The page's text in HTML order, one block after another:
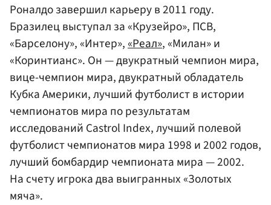
Роналдо завершил карьеру в 2011 году.
Бразилец выступал за «Крузейро», ПСВ,
«Барселону», «Интер»,«Реал», «Милан» и
«Коринтианс». Он — двукратный чемпион мира,
вице-чемпион мира, двукратный обладатель
Кубка Америки, лучший футболист в истории
чемпионатов мира по результатам
исследований Castrol Index, лучший полевой
футболист чемпионатов мира 1998 и 2002 годов,
лучший бомбардир чемпионата мира — 2002.
На счету игрока два выигранных «Золотых
мяча».